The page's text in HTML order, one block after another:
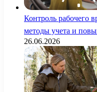
Контроль рабочего
методы учета и
26.06.2026